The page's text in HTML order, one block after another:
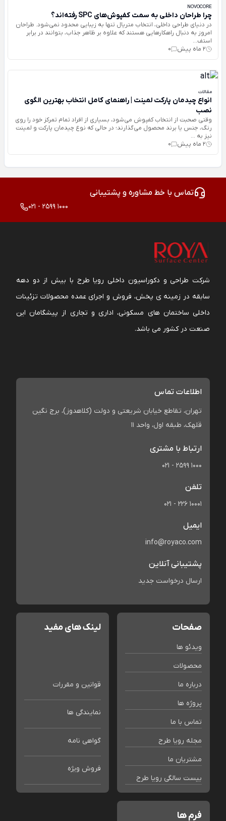
NOVOCORE
چرا طراحان داخلی به سمت کفپوش‌های SPC رفته‌اند؟
در دنیای طراحی داخلی، انتخاب متریال تنها به زیبایی محدود نمی‌شود. طراحان
امروز به دنبال راهکارهایی هستند که علاوه بر ظاهر جذاب، بتوانند در برابر
استف...
2 ماه پیش
0
مقالات
انواع چیدمان پارکت لمینت | راهنمای کامل انتخاب بهترین الگوی
نصب
وقتی صحبت از انتخاب کفپوش می‌شود، بسیاری از افراد تمام تمرکز خود را روی
رنگ، جنس یا برند محصول می‌گذارند؛ در حالی که نوع چیدمان پارکت و لمینت
نیز به ...
2 ماه پیش
0
تماس با خط مشاوره و پشتیبانی
021 - 2599 1000
شرکت طراحی و دکوراسیون داخلی رویا طرح با بیش از دو دهه
سابقه در زمینه ی پخش، فروش و اجرای عمده محصولات تزئینات
داخلی ساختمان های مسکونی، اداری و تجاری از پیشگامان این
صنعت در کشور می باشد.
اطلاعات تماس
تهران، تقاطع خیابان شریعتی و دولت (کلاهدوز)، برج نگین
قلهک، طبقه اول، واحد 11
ارتباط با مشتری
021 - 2599 1000
تلفن
021 - 226 10001
ایمیل
info@royaco.com
پشتیبانی آنلاین
ارسال درخواست جدید
صفحات
ویدئو ها
محصولات
درباره ما
پروژه ها
تماس با ما
مجله رویا طرح
مشتریان ما
بیست سالگی رویا طرح
لینک های مفید
قوانین و مقررات
نمایندگی ها
گواهی نامه
فروش ویژه
فرم ها